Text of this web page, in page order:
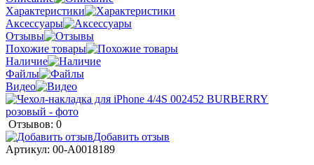
Характеристики
Аксессуары
Отзывы
Похожие товары
Наличие
Файлы
Видео
Отзывов: 0
Добавить отзыв
Артикул: 00-А0018189